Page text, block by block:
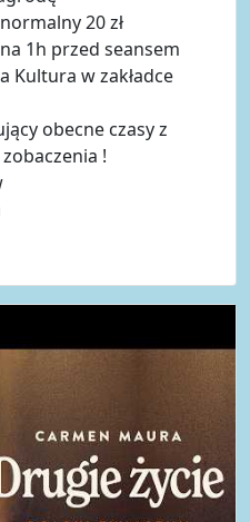
20 zł
1h przed seansem
Kultura w zakładce
obecne czasy z
!